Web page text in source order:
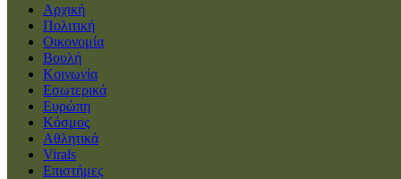
Αρχική
Πολιτική
Οικονομία
Βουλή
Κοινωνία
Εσωτερικά
Ευρώπη
Κόσμος
Αθλητικά
Virals
Επιστήμες